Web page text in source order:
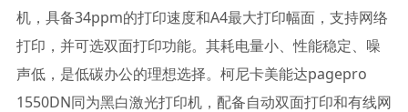
机，具备34ppm的打印速度和A4最大打印幅面，支持网络
打印，并可选双面打印功能。其耗电量小、性能稳定、噪
声低，是低碳办公的理想选择。柯尼卡美能达pagepro
1550DN同为黑白激光打印机，配备自动双面打印和有线网